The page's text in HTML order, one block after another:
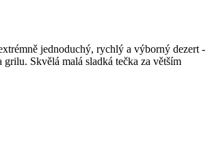
jednoduchý, rychlý a výborný dezert -
grilu. Skvělá malá sladká tečka za větším